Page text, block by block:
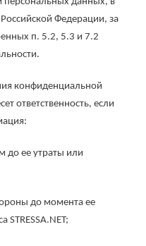
Федерации, за
п. 5.2, 5.3 и 7.2
конфиденциальной
ответственность, если
до ее утраты или
до момента ее